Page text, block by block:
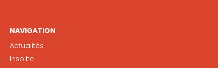
NAVIGATION
Actualités
Insolite